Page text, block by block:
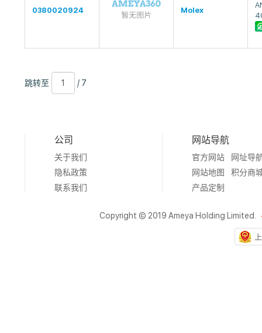
0380020924 Molex
跳
转
跳转至
7
/ 7
公司
关于我们
隐私政策
联系我们
网站导航
官方网站
网址导
网站地图
积分商
产品定制
Copyright © 2019 Ameya Holding Limited.